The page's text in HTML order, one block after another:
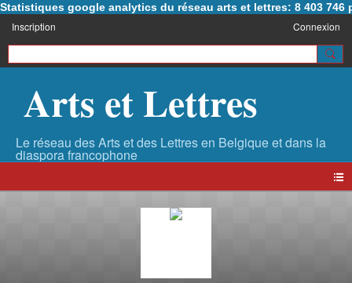
Statistiques google analytics du réseau arts et lettres: 8 403 746
Inscription Connexion
Arts et Lettres